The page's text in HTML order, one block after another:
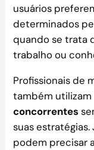
usuários
determinados
quando se trata
trabalho ou
Profissionais de
também
concorrentes
suas
podem precisar